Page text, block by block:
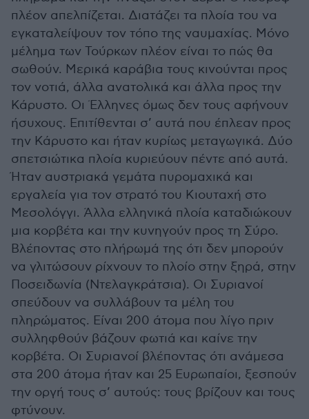
πλέον απελπίζεται. Διατάζει τα πλοία του να
εγκαταλείψουν τον τόπο της ναυμαχίας. Μόνο
μέλημα των Τούρκων πλέον είναι το πώς θα
σωθούν. Μερικά καράβια τους κινούνται προς
τον νοτιά, άλλα ανατολικά και άλλα προς την
Κάρυστο. Οι Έλληνες όμως δεν τους αφήνουν
ήσυχους. Επιτίθενται σ’ αυτά που έπλεαν προς
την Κάρυστο και ήταν κυρίως μεταγωγικά. Δύο
σπετσιώτικα πλοία κυριεύουν πέντε από αυτά.
Ήταν αυστριακά γεμάτα πυρομαχικά και
εργαλεία για τον στρατό του Κιουταχή στο
Μεσολόγγι. Άλλα ελληνικά πλοία καταδιώκουν
μια κορβέτα και την κυνηγούν προς τη Σύρο.
Βλέποντας στο πλήρωμά της ότι δεν μπορούν
να γλιτώσουν ρίχνουν το πλοίο στην ξηρά, στην
Ποσειδωνία (Ντελαγκράτσια). Οι Συριανοί
σπεύδουν να συλλάβουν τα μέλη του
πληρώματος. Είναι 200 άτομα που λίγο πριν
συλληφθούν βάζουν φωτιά και καίνε την
κορβέτα. Οι Συριανοί βλέποντας ότι ανάμεσα
στα 200 άτομα ήταν και 25 Ευρωπαίοι, ξεσπούν
την οργή τους σ’ αυτούς: τους βρίζουν και τους
φτύνουν.